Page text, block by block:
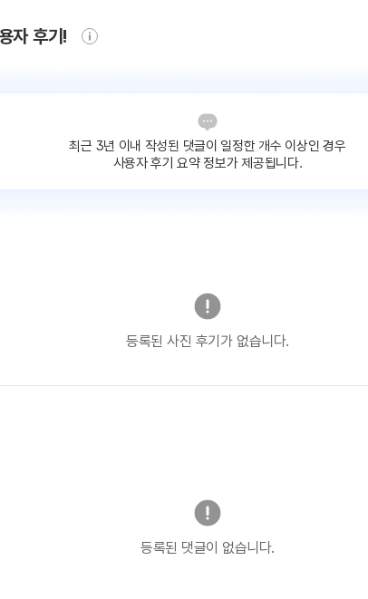
자 후기!
최근 3년 이내 작성된 댓글이 일정한 개수 이상인 경우
사용자 후기 요약 정보가 제공됩니다.
등록된 사진 후기가 없습니다.
등록된 댓글이 없습니다.